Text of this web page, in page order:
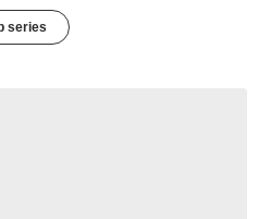
series